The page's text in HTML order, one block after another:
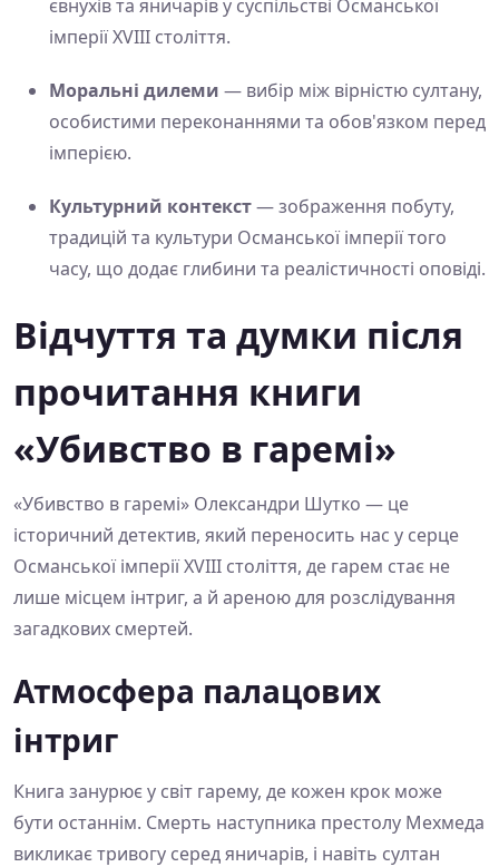
євнухів та яничарів у суспільстві Османської
імперії XVIII століття.
Моральні дилеми — вибір між вірністю султану,
особистими переконаннями та обов'язком перед
імперією.
Культурний контекст— зображення побуту,
традицій та культури Османської імперії того
часу, що додає глибини та реалістичності оповіді.
Відчуття та думки після
прочитання книги
«Убивство в гаремі»
«Убивство в гаремі» Олександри Шутко — це
історичний детектив, який переносить нас у серце
Османської імперії XVIII століття, де гарем стає не
лише місцем інтриг, а й ареною для розслідування
загадкових смертей.
Атмосфера палацових
інтриг
Книга занурює у світ гарему, де кожен крок може
бути останнім. Смерть наступника престолу Мехмеда
викликає тривогу серед яничарів, і навіть султан